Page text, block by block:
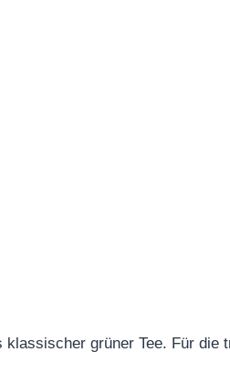
grüner Tee. Für die